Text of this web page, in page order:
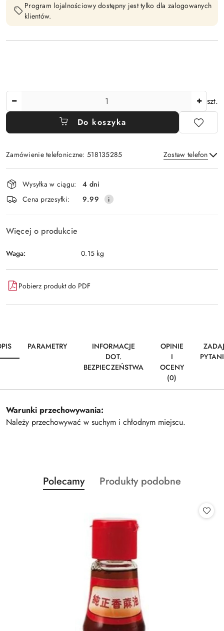
Program lojalnościowy dostępny jest tylko dla zalogowanych
klientów.
szt.
Do koszyka
Zamówienie telefoniczne: 518135285 Zostaw telefon
Wyślij
Dostępność
i
dostawa
Wysyłka w ciągu:
4 dni
Cena przesyłki:
9.99
Więcej o produkcie
Waga: 0.15 kg
Pobierz produkt do PDF
PARAMETRY
INFORMACJE
DOT.
BEZPIECZEŃSTWA
OPINIE
I
OCENY
(0)
Warunki przechowywania:
Należy przechowywać w suchym i chłodnym miejscu.
Pomiń karuzelę produktów
Produkty
o
Polecamy
Produkty
Produkty podobne